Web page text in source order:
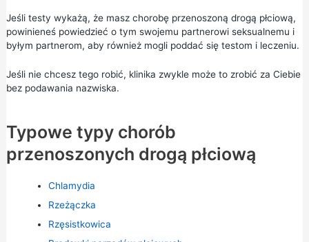
Jeśli testy wykażą, że masz chorobę przenoszoną drogą płciową,
powinieneś powiedzieć o tym swojemu partnerowi seksualnemu i
byłym partnerom, aby również mogli poddać się testom i leczeniu.
Jeśli nie chcesz tego robić, klinika zwykle może to zrobić za Ciebie
bez podawania nazwiska.
Typowe typy chorób
przenoszonych drogą płciową
Chlamydia
Rzeżączka
Rzęsistkowica